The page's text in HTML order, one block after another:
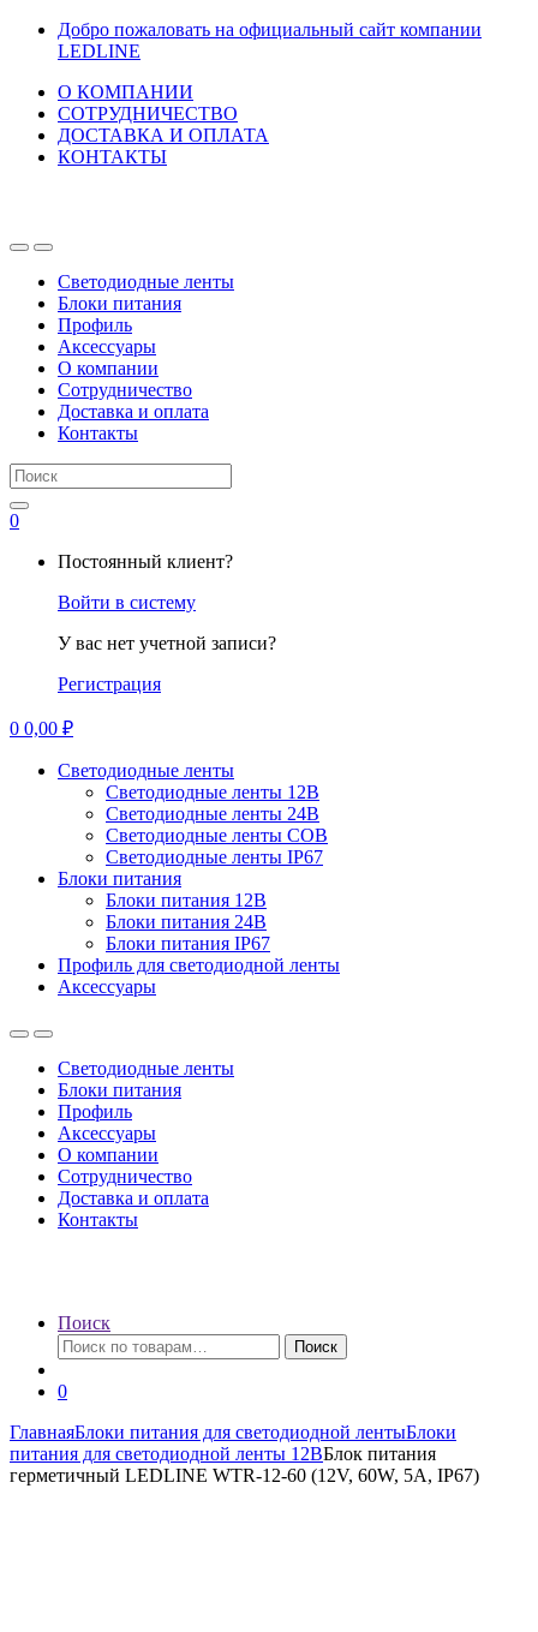
Перейти
ПерейтиДобро пожаловать на официальный сайт компании
LEDLINE
О КОМПАНИИ
СОТРУДНИЧЕСТВО
ДОСТАВКА И ОПЛАТА
КОНТАКТЫ
Светодиодные ленты
Блоки питания
Профиль
Аксессуары
О компании
Сотрудничество
Доставка и оплата
Контакты
Искать:
0
Постоянный клиент?
Войти в систему
У вас нет учетной записи?
Регистрация
0 0,00 ₽
Светодиодные ленты
Светодиодные ленты 12В
Светодиодные ленты 24В
Светодиодные ленты COB
Светодиодные ленты IP67
Блоки питания
Блоки питания 12В
Блоки питания 24В
Блоки питания IP67
Профиль для светодиодной ленты
Аксессуары
Светодиодные ленты
Блоки питания
Профиль
Аксессуары
О компании
Сотрудничество
Доставка и оплата
Контакты
Поиск
Искать:
Поиск
0
ГлавнаяБлоки питания для светодиодной лентыБлоки
питания для светодиодной ленты 12ВБлок питания
герметичный LEDLINE WTR-12-60 (12V, 60W, 5A, IP67)